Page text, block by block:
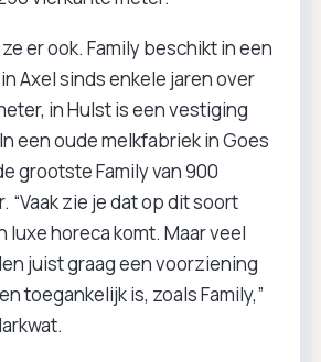
er ook. Family beschikt in een
Axel sinds enkele jaren over
in Hulst is een vestiging
een oude melkfabriek in Goes
grootste Family van 900
“Vaak zie je dat op dit soort
horeca komt. Maar veel
juist graag een voorziening
toegankelijk is, zoals Family,”